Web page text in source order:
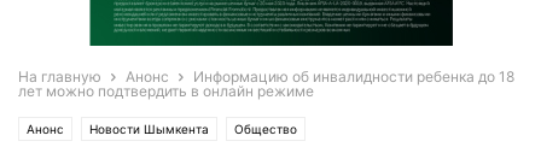
На главную Анонс
Информацию об инвалидности ребенка до 18
лет можно подтвердить в онлайн режиме
Анонс Новости Шымкента Общество